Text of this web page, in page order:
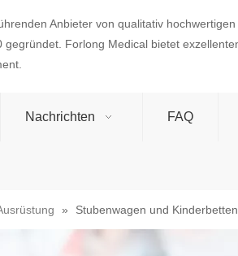
Anbieter von qualitativ hochwertigen
gegründet. Forlong Medical bietet
Nachrichten FAQ
» Stubenwagen und Kinderbetten